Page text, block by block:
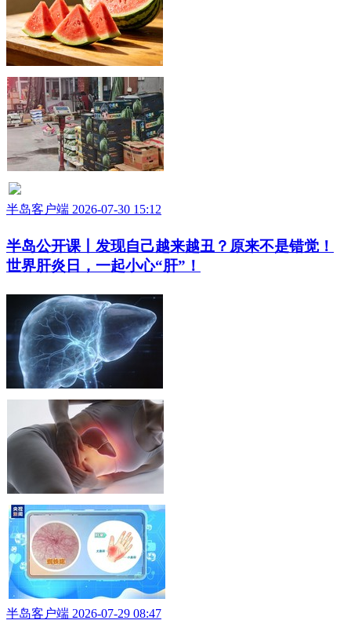
半岛客户端 2026-07-30 15:12
半岛公开课丨发现自己越来越丑？原来不是错觉！
世界肝炎日，一起小心“肝”！
半岛客户端 2026-07-29 08:47